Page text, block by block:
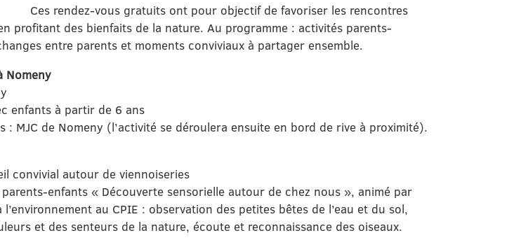
Ces rendez-vous gratuits ont pour objectif de favoriser les rencontres
profitant des bienfaits de la nature. Au programme : activités parents-
entre parents et moments conviviaux à partager ensemble.
Nomeny
enfants à partir de 6 ans
: MJC de Nomeny (l’activité se déroulera ensuite en bord de rive à proximité).
convivial autour de viennoiseries
enfants « Découverte sensorielle autour de chez nous », animé par
au CPIE : observation des petites bêtes de l’eau et du sol,
et des senteurs de la nature, écoute et reconnaissance des oiseaux.